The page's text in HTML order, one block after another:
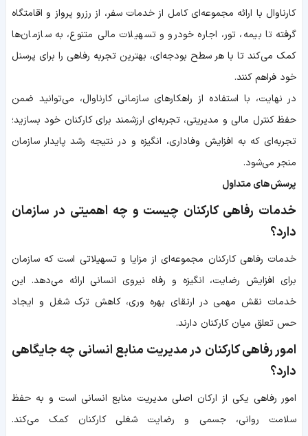
کارناوال با ارائه مجموعه‌ای کامل از خدمات سفر، از رزرو پرواز و اقامتگاه
گرفته تا بیمه، تور، اجاره خودرو و تسهیلات مالی متنوع، به سازمان‌ها
کمک می‌کند تا با هر سطح بودجه‌ای، بهترین تجربه رفاهی را برای پرسنل
خود فراهم کنند.
در نهایت، با استفاده از راهکارهای سازمانی کارناوال، می‌توانید ضمن
حفظ کنترل مالی و مدیریتی، تجربه‌ای ارزشمند برای کارکنان خود بسازید؛
تجربه‌ای که به افزایش وفاداری، انگیزه و در نتیجه رشد پایدار سازمان
منجر می‌شود.
پرسش‌های متداول
خدمات رفاهی کارکنان چیست و چه اهمیتی در سازمان
دارد؟
خدمات رفاهی کارکنان مجموعه‌ای از مزایا و تسهیلاتی است که سازمان
برای افزایش رضایت، انگیزه و رفاه نیروی انسانی ارائه می‌دهد. این
خدمات نقش مهمی در ارتقای بهره وری، کاهش ترک شغل و ایجاد
حس تعلق میان کارکنان دارند.
امور رفاهی کارکنان در مدیریت منابع انسانی چه جایگاهی
دارد؟
امور رفاهی یکی از ارکان اصلی مدیریت منابع انسانی است و به حفظ
سلامت روانی، جسمی و رضایت شغلی کارکنان کمک می‌کند.